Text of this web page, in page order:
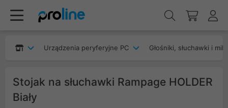
Urządzenia peryferyjne PC Głośniki, słuchawki i
Stojak na słuchawki Rampage HOLDER
Biały